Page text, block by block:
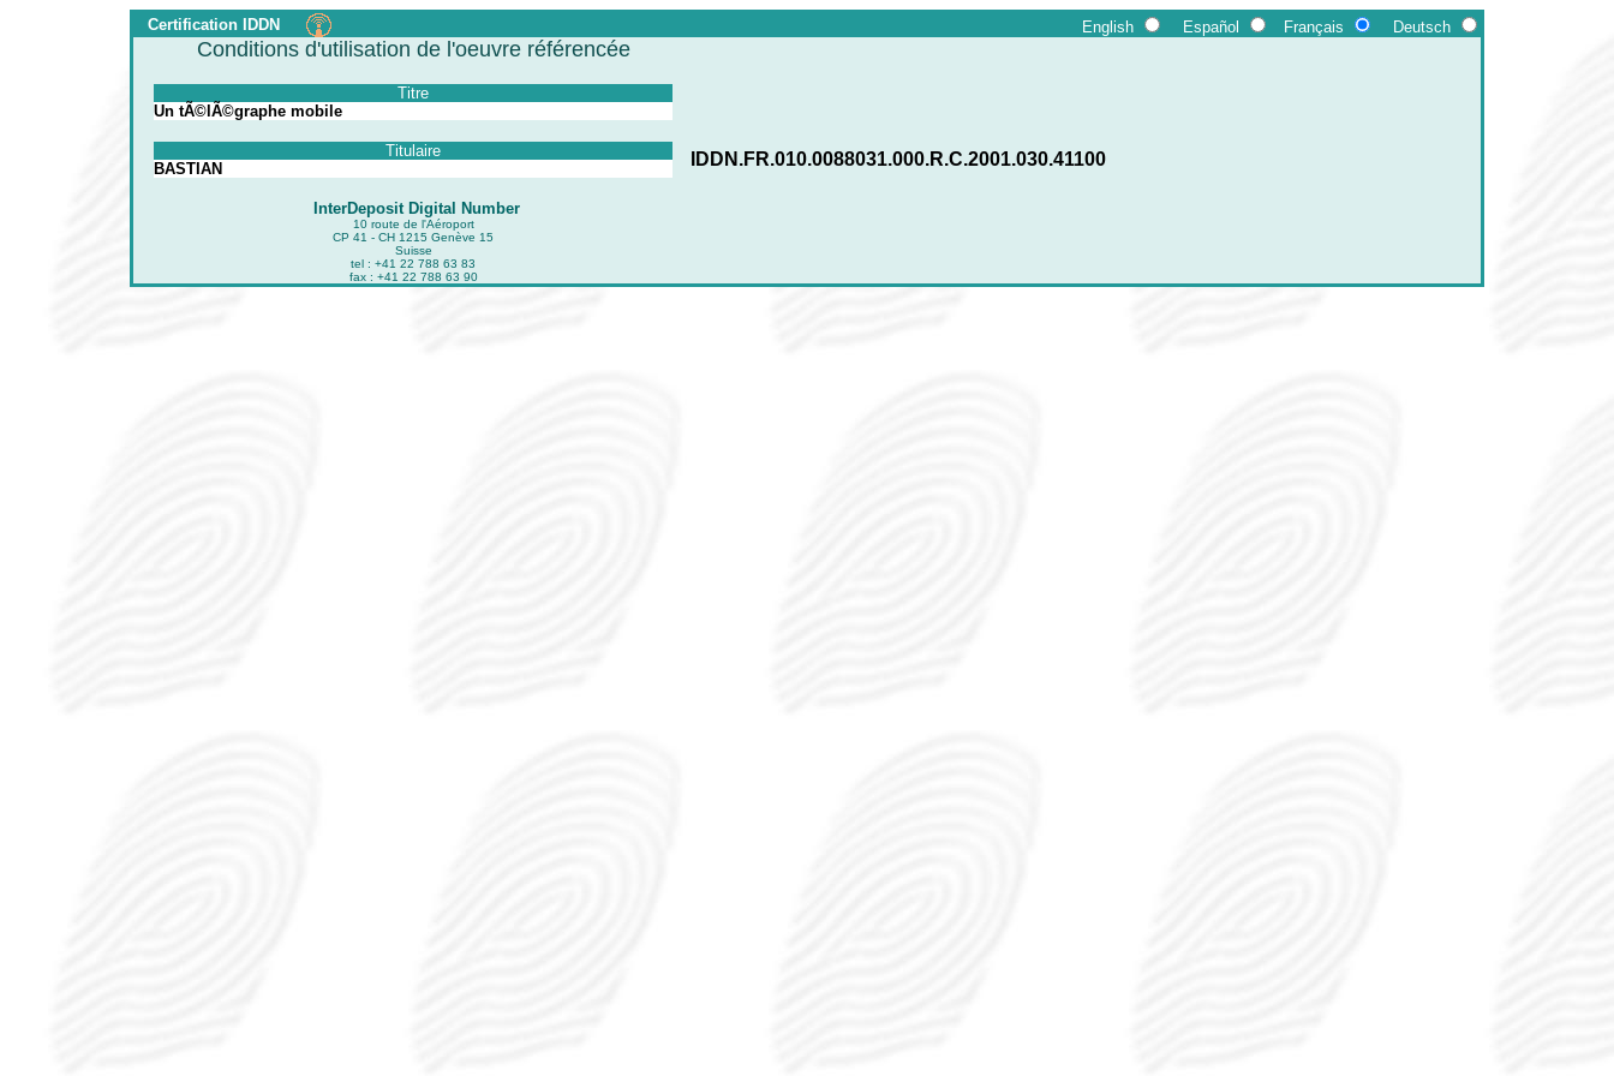
Certification IDDN English Español Français Deutsch
Conditions d'utilisation de l'oeuvre référencée
Titre
Un tÃ©lÃ©graphe mobile
Titulaire
BASTIAN
InterDeposit Digital Number
10 route de l'Aéroport
CP 41 - CH 1215 Genève 15
Suisse
tel : +41 22 788 63 83
fax : +41 22 788 63 90
IDDN.FR.010.0088031.000.R.C.2001.030.41100